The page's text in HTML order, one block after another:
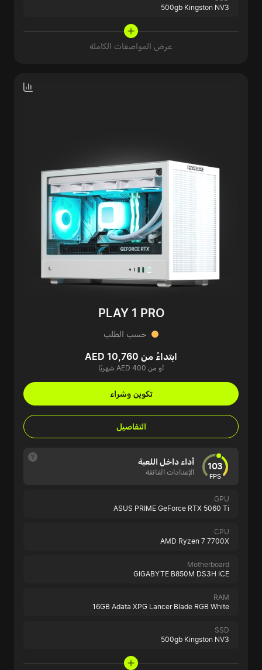
500gb Kingston NV3
عرض المواصفات الكاملة
PLAY 1 PRO
حسب الطلب
ابتداءً من AED 10,760
أو من AED 400 شهريًا
تكوين وشراء
التفاصيل
103
FPS
أداء داخل اللعبة
الإعدادات الفائقة
GPU
ASUS PRIME GeForce RTX 5060 Ti
CPU
AMD Ryzen 7 7700X
Motherboard
GIGABYTE B850M DS3H ICE
RAM
16GB Adata XPG Lancer Blade RGB White
SSD
500gb Kingston NV3